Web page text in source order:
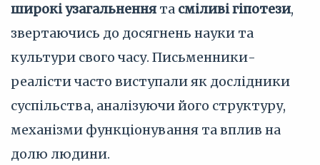
широкі узагальнення та сміливі гіпотези,
звертаючись до досягнень науки та
культури свого часу. Письменники-
реалісти часто виступали як дослідники
суспільства, аналізуючи його структуру,
механізми функціонування та вплив на
долю людини.